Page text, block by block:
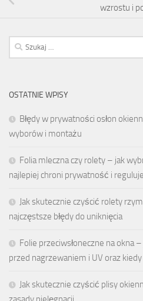
wzrostu i
Szukaj:
OSTATNIE WPISY
Błędy w prywatności osłon
wyborów i montażu
Folia mleczna czy rolety – jak
najlepiej chroni prywatność i
Jak skutecznie czyścić rolety
najczęstsze błędy do uniknięcia
Folie przeciwsłoneczne na okna
przed nagrzewaniem i UV oraz
Jak skutecznie czyścić plisy